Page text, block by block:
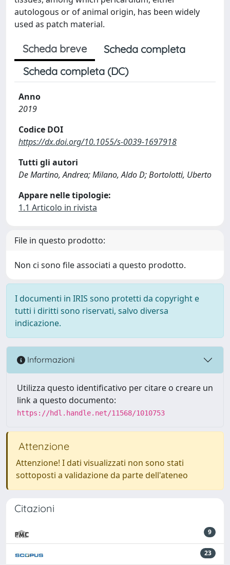
autologous or of animal origin, has been widely
used as patch material.
Scheda breve
Scheda completa
Scheda completa (DC)
Anno
2019
Codice DOI
https://dx.doi.org/10.1055/s-0039-1697918
Tutti gli autori
De Martino, Andrea; Milano, Aldo D; Bortolotti, Uberto
Appare nelle tipologie:
1.1 Articolo in rivista
File in questo prodotto:
Non ci sono file associati a questo prodotto.
I documenti in IRIS sono protetti da copyright e
tutti i diritti sono riservati, salvo diversa
indicazione.
Informazioni
Utilizza questo identificativo per citare o creare un
link a questo documento:
https://hdl.handle.net/11568/1010753
Attenzione
Attenzione! I dati visualizzati non sono stati
sottoposti a validazione da parte dell'ateneo
Citazioni
9
23